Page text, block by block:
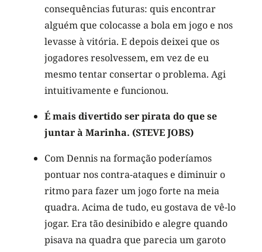
consequências futuras: quis encontrar
alguém que colocasse a bola em jogo e nos
levasse à vitória. E depois deixei que os
jogadores resolvessem, em vez de eu
mesmo tentar consertar o problema. Agi
intuitivamente e funcionou.
É mais divertido ser pirata do que se
juntar à Marinha. (STEVE JOBS)
Com Dennis na formação poderíamos
pontuar nos contra-ataques e diminuir o
ritmo para fazer um jogo forte na meia
quadra. Acima de tudo, eu gostava de vê-lo
jogar. Era tão desinibido e alegre quando
pisava na quadra que parecia um garoto